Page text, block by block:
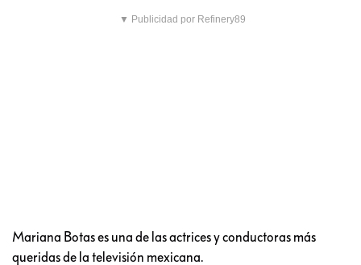
▼ Publicidad por Refinery89
Mariana Botas es una de las actrices y conductoras más
queridas de la televisión mexicana.